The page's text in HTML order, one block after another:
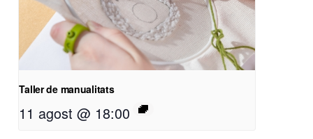
Taller de manualitats
11 agost @ 18:00